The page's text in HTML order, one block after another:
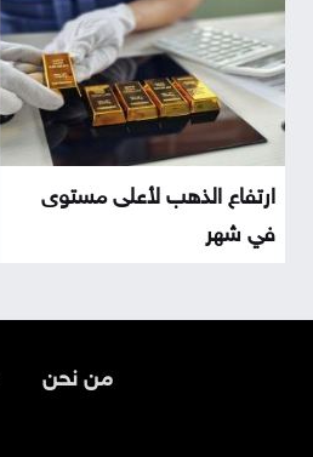
ارتفاع الذهب لأعلى مستوى
في شهر
من نحن